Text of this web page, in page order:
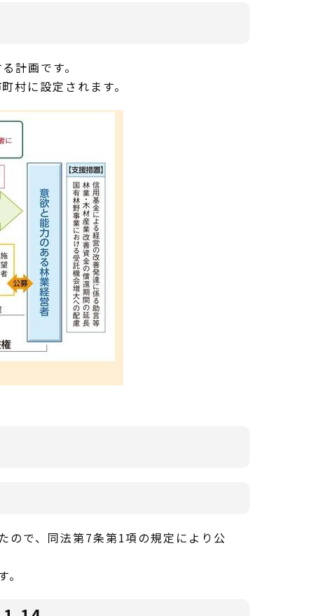
計画です。
村に設定されます。
ので、同法第7条第1項の規定により公